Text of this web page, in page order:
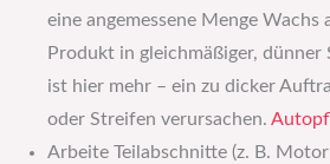
eine angemessene Menge Wachs
Produkt in gleichmäßiger,
ist hier mehr – ein zu dicker
oder Streifen verursachen.
Arbeite Teilabschnitte (z. B.